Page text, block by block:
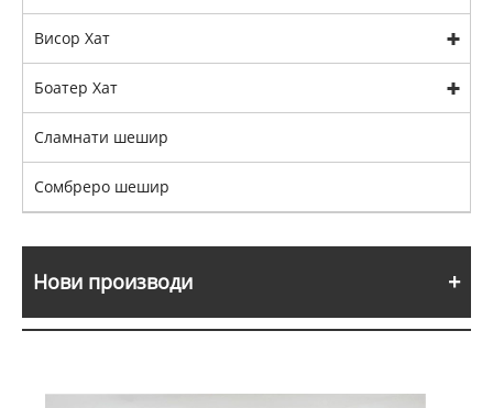
Висор Хат
Боатер Хат
Сламнати шешир
Сомбреро шешир
Нови производи